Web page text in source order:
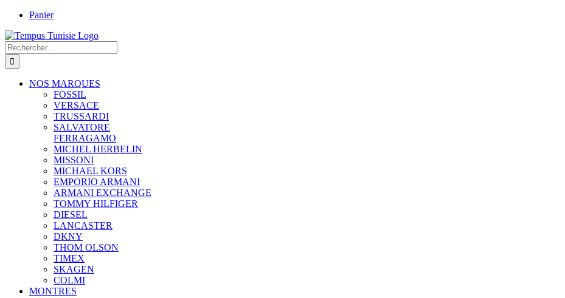
Passer
contenu
Panier
Rechercher:
NOS MARQUES
FOSSIL
VERSACE
TRUSSARDI
SALVATORE
FERRAGAMO
MICHEL HERBELIN
MISSONI
MICHAEL KORS
EMPORIO ARMANI
ARMANI EXCHANGE
TOMMY HILFIGER
DIESEL
LANCASTER
DKNY
THOM OLSON
TIMEX
SKAGEN
COLMI
MONTRES